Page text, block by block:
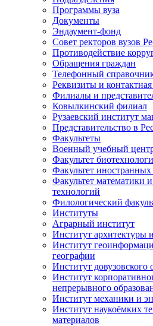
Программы вуза
Документы
Эндаумент-фонд
Совет ректоров вузов
Противодействие
Обращения граждан
Телефонный
Реквизиты и
Филиалы и
Ковылкинский филиал
Рузаевский институт
Представительство в
Факультеты
Военный учебный
Факультет
Факультет иностранных
Факультет математики
технологий
Филологический
Институты
Аграрный институт
Институт архитектуры
Институт
географии
Институт довузовского
Институт
непрерывного
Институт механики и
Институт наукоёмких
материалов